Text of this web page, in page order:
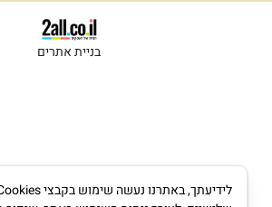
בניית אתרים